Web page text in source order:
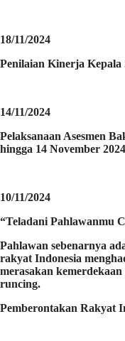
18/11/2024
Penilaian Kinerja Kepala
14/11/2024
Pelaksanaan Asesmen
hingga 14 November
10/11/2024
“Teladani Pahlawanmu
Pahlawan sebenarnya
rakyat Indonesia
merasakan
runcing.
Pemberontakan Rakyat